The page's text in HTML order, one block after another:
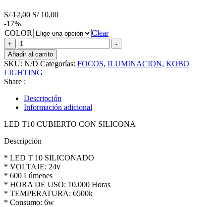
S/12,00 El
original
era:
S/ 12,00.
S/10,00El
actual
es:
S/ 10,00.
-17%
COLOR
Clear
+
Foco
Lagrima
Led
Siliconado
T10
24v
Bus
Camion
cantidad
-
Añadir al carrito
SKU: N/D Categorías: FOCOS, ILUMINACION, KOBO
LIGHTING
Share :
Descripción
Información adicional
LED T10 CUBIERTO CON SILICONA
Descripción
* LED T 10 SILICONADO
* VOLTAJE: 24v
* 600 Lúmenes
* HORA DE USO: 10.000 Horas
* TEMPERATURA: 6500k
* Consumo: 6w